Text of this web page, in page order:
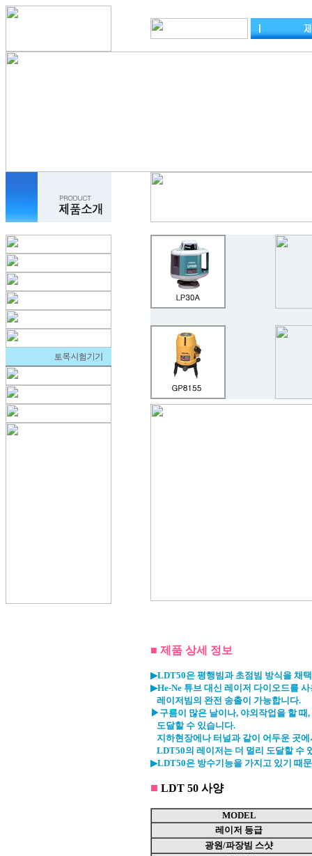
■ 제품 상세 정보
▶LDT50은 평행빔과 초점빔 방식을 채
▶He-Ne 튜브 대신 레이저 다이오드를
레이저빔의 완전 송출이 가능합니다.
▶구름이 많은 날이나, 야외작업을 할 때
도달할 수 있습니다.
지하현장에나 터널과 같이 어두운 곳
LDT50의 레이저는 더 멀리 도달할 수
▶LDT50은 방수기능을 가지고 있기 때
■ LDT 50 사양
MODEL
레이저 등급
광원/파장빔 스샷